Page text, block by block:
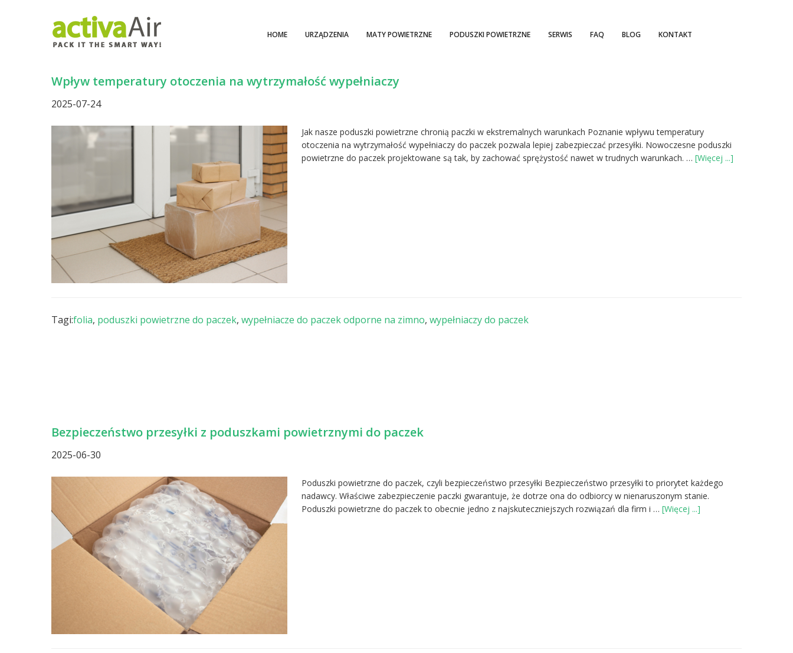
HOME URZĄDZENIA MATY POWIETRZNE PODUSZKI POWIETRZNE SERWIS FAQ BLOG KONTAKT
Wpływ temperatury otoczenia na wytrzymałość wypełniaczy
2025-07-24
Jak nasze poduszki powietrzne chronią paczki w ekstremalnych warunkach Poznanie wpływu temperatury
otoczenia na wytrzymałość wypełniaczy do paczek pozwala lepiej zabezpieczać przesyłki. Nowoczesne poduszki
powietrzne do paczek projektowane są tak, by zachować sprężystość nawet w trudnych warunkach. … [Więcej ...]
Tagi:folia, poduszki powietrzne do paczek, wypełniacze do paczek odporne na zimno, wypełniaczy do paczek
Bezpieczeństwo przesyłki z poduszkami powietrznymi do paczek
2025-06-30
Poduszki powietrzne do paczek, czyli bezpieczeństwo przesyłki Bezpieczeństwo przesyłki to priorytet każdego
nadawcy. Właściwe zabezpieczenie paczki gwarantuje, że dotrze ona do odbiorcy w nienaruszonym stanie.
Poduszki powietrzne do paczek to obecnie jedno z najskuteczniejszych rozwiązań dla firm i … [Więcej ...]